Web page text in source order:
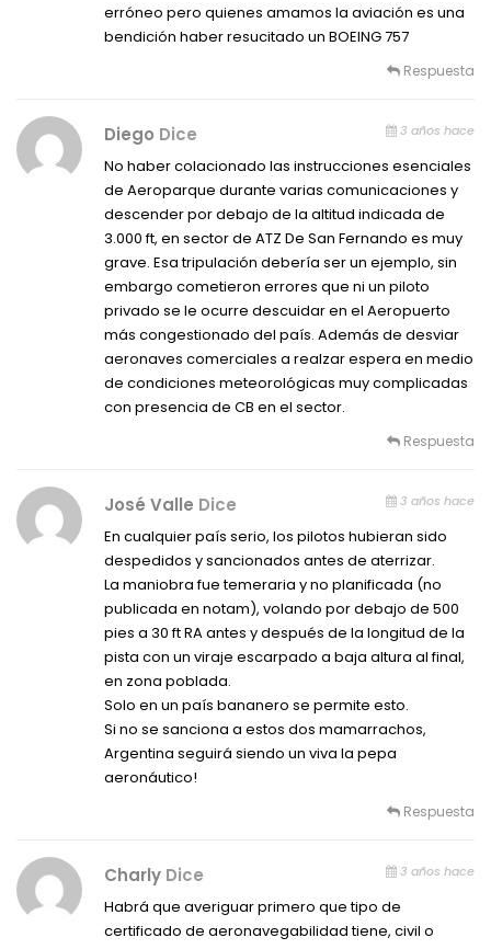
erróneo pero quienes amamos la aviación es una
bendición haber resucitado un BOEING 757
Respuesta
Diego Dice 3 años hace
No haber colacionado las instrucciones esenciales
de Aeroparque durante varias comunicaciones y
descender por debajo de la altitud indicada de
3.000 ft, en sector de ATZ De San Fernando es muy
grave. Esa tripulación debería ser un ejemplo, sin
embargo cometieron errores que ni un piloto
privado se le ocurre descuidar en el Aeropuerto
más congestionado del país. Además de desviar
aeronaves comerciales a realzar espera en medio
de condiciones meteorológicas muy complicadas
con presencia de CB en el sector.
Respuesta
José Valle Dice 3 años hace
En cualquier país serio, los pilotos hubieran sido
despedidos y sancionados antes de aterrizar.
La maniobra fue temeraria y no planificada (no
publicada en notam), volando por debajo de 500
pies a 30 ft RA antes y después de la longitud de la
pista con un viraje escarpado a baja altura al final,
en zona poblada.
Solo en un país bananero se permite esto.
Si no se sanciona a estos dos mamarrachos,
Argentina seguirá siendo un viva la pepa
aeronáutico!
Respuesta
Charly Dice 3 años hace
Habrá que averiguar primero que tipo de
certificado de aeronavegabilidad tiene, civil o